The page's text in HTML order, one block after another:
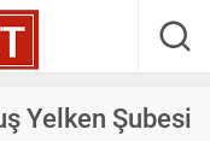
Yelken Şubesi